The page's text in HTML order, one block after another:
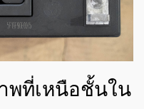
พที่เหนือชั้นใน